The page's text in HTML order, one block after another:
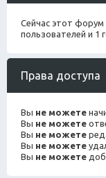
Сейчас этот
пользователей и 1
Права доступа
Вы не можете
Вы не можете
Вы не можете
Вы не можете
Вы не можете